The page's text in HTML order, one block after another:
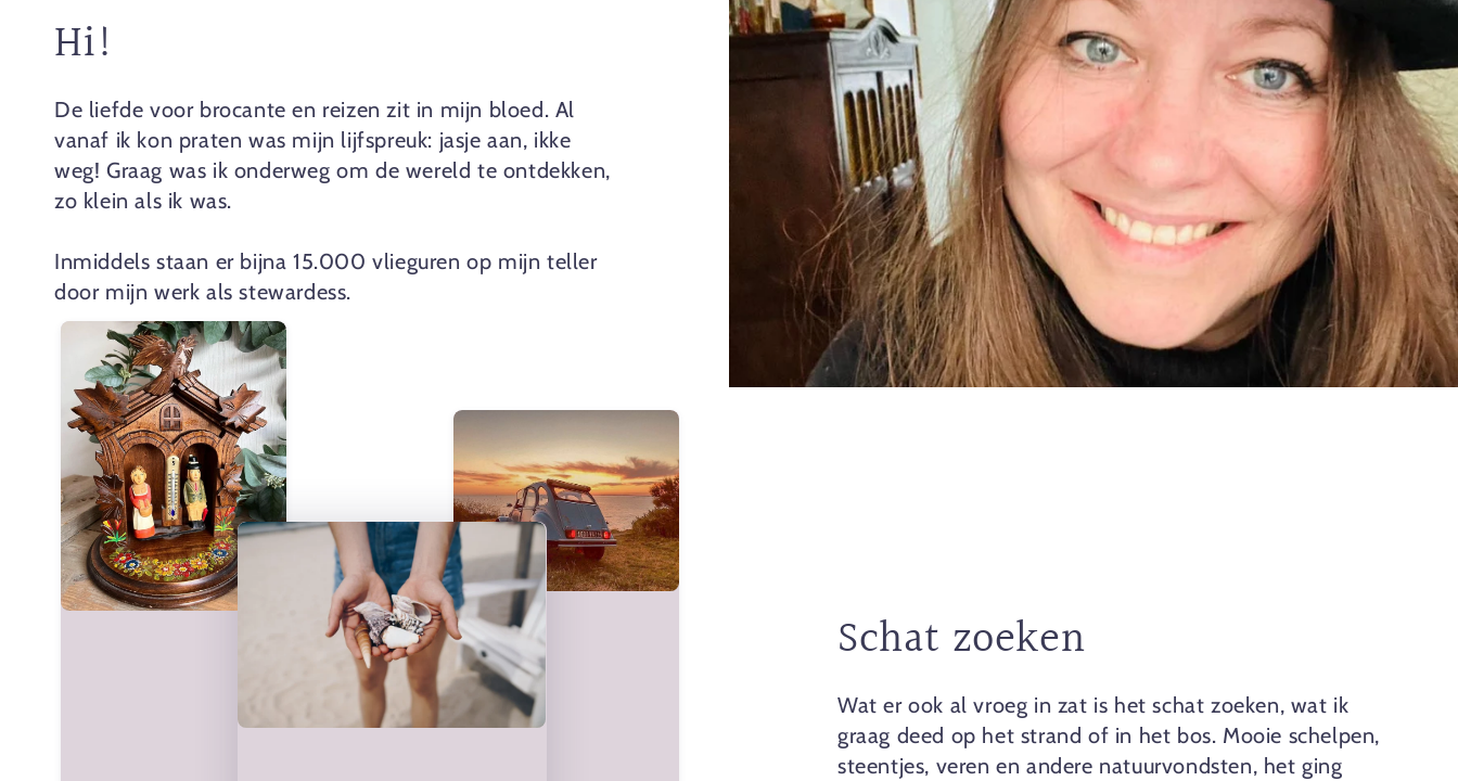
Hi!
De liefde voor brocante en reizen zit in mijn bloed. Al
vanaf ik kon praten was mijn lijfspreuk: jasje aan, ikke
weg! Graag was ik onderweg om de wereld te ontdekken,
zo klein als ik was.
Inmiddels staan er bijna 15.000 vlieguren op mijn teller
door mijn werk als stewardess.
Schat zoeken
Wat er ook al vroeg in zat is het schat zoeken, wat ik
graag deed op het strand of in het bos. Mooie schelpen,
steentjes, veren en andere natuurvondsten, het ging